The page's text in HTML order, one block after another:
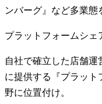
ンバーグ』など多業態
プラットフォームシェ
自社で確立した店舗
に提供する『プラット
野に位置付け。